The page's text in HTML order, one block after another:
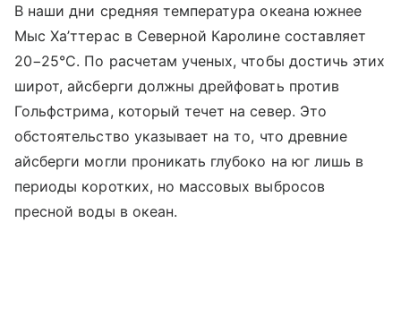
В наши дни средняя температура океана южнее
Мыс Ха’ттерас в Северной Каролине составляет
20−25°C. По расчетам ученых, чтобы достичь этих
широт, айсберги должны дрейфовать против
Гольфстрима, который течет на север. Это
обстоятельство указывает на то, что древние
айсберги могли проникать глубоко на юг лишь в
периоды коротких, но массовых выбросов
пресной воды в океан.